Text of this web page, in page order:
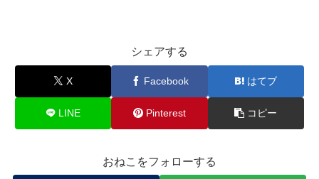
シェアする
X Facebook はてブ
LINE Pinterest コピー
おねこをフォローする